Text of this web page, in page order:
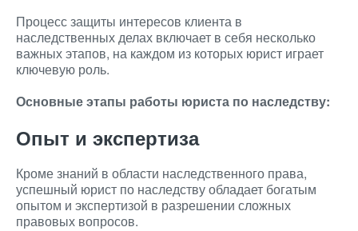
Процесс защиты интересов клиента в
наследственных делах включает в себя несколько
важных этапов, на каждом из которых юрист играет
ключевую роль.
Основные этапы работы юриста по наследству:
Опыт и экспертиза
Кроме знаний в области наследственного права,
успешный юрист по наследству обладает богатым
опытом и экспертизой в разрешении сложных
правовых вопросов.